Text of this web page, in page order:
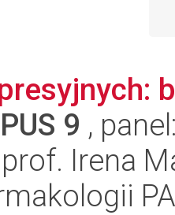
9 ,
Irena